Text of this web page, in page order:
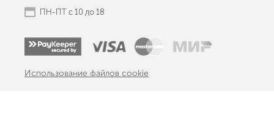
ПН-ПТ с 10 до 18
Использование файлов cookie